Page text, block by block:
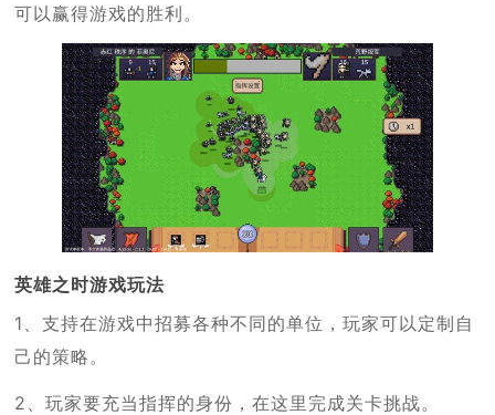
可以赢得游戏的胜利。
英雄之时游戏玩法
1、支持在游戏中招募各种不同的单位，玩家可以定制自
己的策略。
2、玩家要充当指挥的身份，在这里完成关卡挑战。